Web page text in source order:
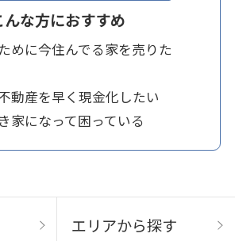
んな方におすすめ
動産を早く現金化したい
家になって困っている
エリアから探す